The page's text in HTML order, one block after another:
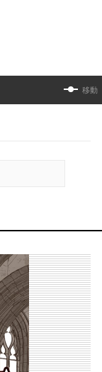
移動